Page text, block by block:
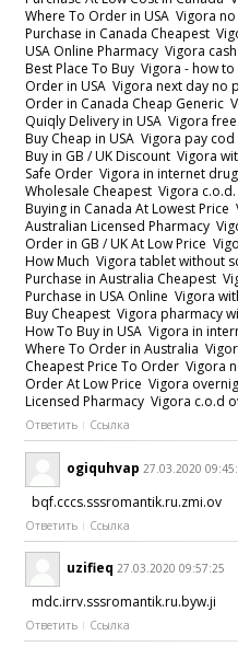
Where To Order in USA Vigora
Purchase in Canada Cheapest
USA Online Pharmacy Vigora
Best Place To Buy Vigora - how
Order in USA Vigora next day
Order in Canada Cheap
Quiqly Delivery in USA Vigora
Buy Cheap in USA Vigora pay
Buy in GB / UK Discount Vigora
Safe Order Vigora in internet
Wholesale Cheapest Vigora
Buying in Canada At Lowest
Australian Licensed Pharmacy
Order in GB / UK At Low Price
How Much Vigora tablet without
Purchase in Australia
Purchase in USA Online Vigora
Buy Cheapest Vigora pharmacy
How To Buy in USA Vigora in
Where To Order in Australia
Cheapest Price To Order
Order At Low Price Vigora
Licensed Pharmacy Vigora c.o.d
Ответить Ссылка
ogiquhvap 27.03.2020
bqf.cccs.sssromantik.ru.zmi.ov
Ответить Ссылка
uzifieq 27.03.2020 09:57:25
mdc.irrv.sssromantik.ru.byw.ji
Ответить Ссылка